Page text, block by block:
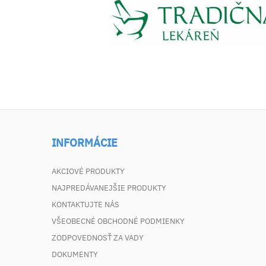
INFORMÁCIE
AKCIOVÉ PRODUKTY
NAJPREDÁVANEJŠIE PRODUKTY
KONTAKTUJTE NÁS
VŠEOBECNÉ OBCHODNÉ PODMIENKY
ZODPOVEDNOSŤ ZA VADY
DOKUMENTY